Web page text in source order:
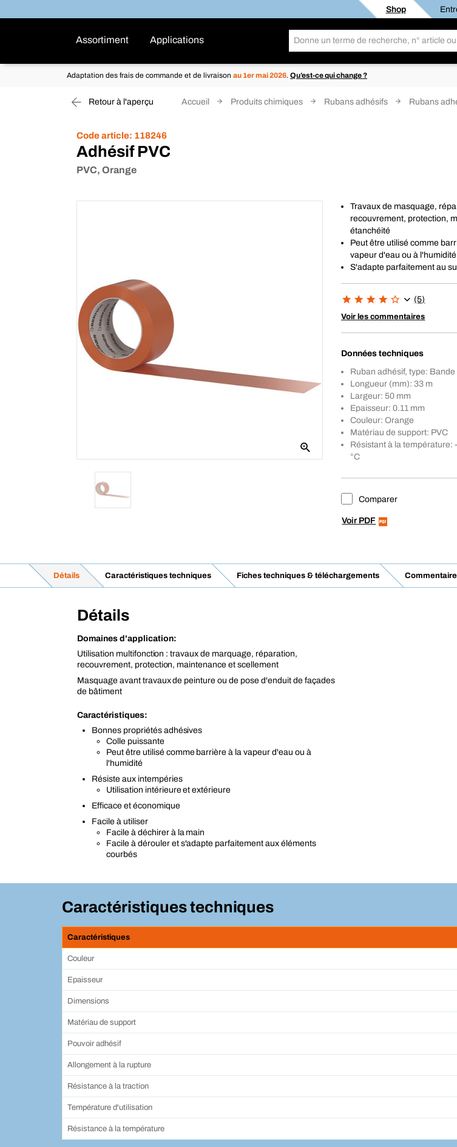
Shop
Assortiment Applications
Adaptation des frais de commande et de livraison au 1er mai 2026. Qu’est-ce qui change ?
Retour à l'aperçu Accueil Produits chimiques Rubans adhésifs Rubans
Code article: 118246
Adhésif PVC
PVC, Orange
Travaux de masquage,
recouvrement, protection,
étanchéité
Peut être utilisé comme
vapeur d'eau ou à l'humidité
S'adapte parfaitement au
(5)
Voir les commentaires
Données techniques
Ruban adhésif, type:
Longueur (mm): 33 m
Largeur: 50 mm
Epaisseur: 0.11 mm
Couleur: Orange
Matériau de support: PVC
Résistant à la température:
°C
Comparer
Voir PDF
Détails Caractéristiques techniques Fiches techniques & téléchargements
Détails
Domaines d'application:
Utilisation multifonction : travaux de marquage, réparation,
recouvrement, protection, maintenance et scellement
Masquage avant travaux de peinture ou de pose d'enduit de façades
de bâtiment
Caractéristiques:
Bonnes propriétés adhésives
Colle puissante
Peut être utilisé comme barrière à la vapeur d'eau ou à
l'humidité
Résiste aux intempéries
Utilisation intérieure et extérieure
Efficace et économique
Facile à utiliser
Facile à déchirer à la main
Facile à dérouler et s'adapte parfaitement aux éléments
courbés
Caractéristiques techniques
Caractéristiques
Couleur
Epaisseur
Dimensions
Matériau de support
Pouvoir adhésif
Allongement à la rupture
Résistance à la traction
Température d'utilisation
Résistance à la température